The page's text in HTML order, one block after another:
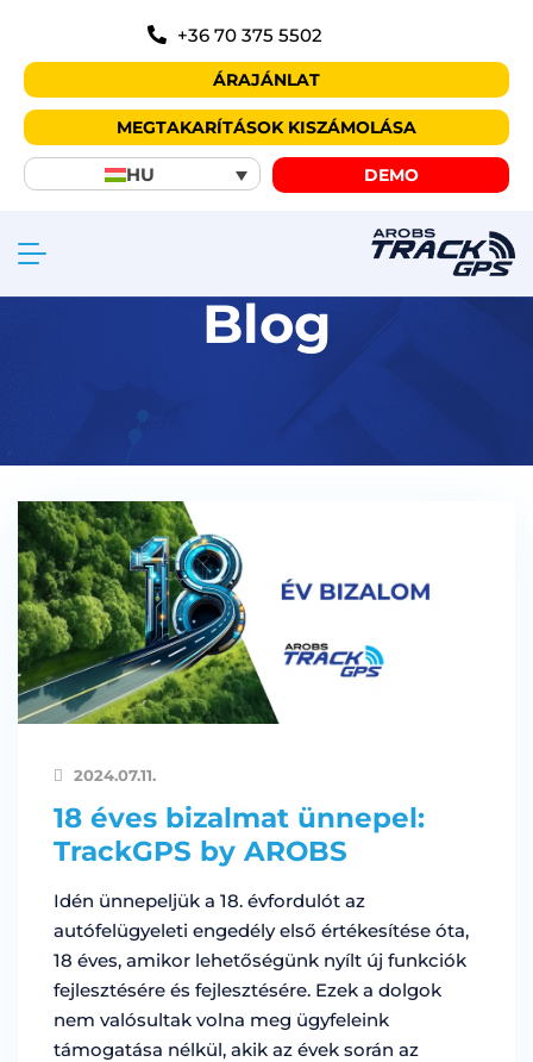
+36 70 375 5502
ÁRAJÁNLAT
MEGTAKARÍTÁSOK KISZÁMOLÁSA
HU DEMO
Blog
2024.07.11.
18 éves bizalmat ünnepel:
TrackGPS by AROBS
Idén ünnepeljük a 18. évfordulót az
autófelügyeleti engedély első értékesítése óta,
18 éves, amikor lehetőségünk nyílt új funkciók
fejlesztésére és fejlesztésére. Ezek a dolgok
nem valósultak volna meg ügyfeleink
támogatása nélkül, akik az évek során az